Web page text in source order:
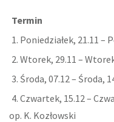
Termin
1. Poniedziałek, 21.11 –
2. Wtorek, 29.11 –
3. Środa, 07.12 – Środa,
4. Czwartek, 15.12 –
op. K. Kozłowski